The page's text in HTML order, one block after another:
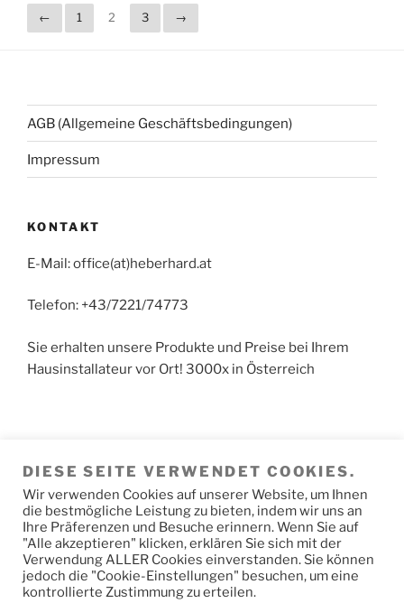
← 1 2 3 →
AGB (Allgemeine Geschäftsbedingungen)
Impressum
KONTAKT
E-Mail: office(at)heberhard.at
Telefon: +43/7221/74773
Sie erhalten unsere Produkte und Preise bei Ihrem
Hausinstallateur vor Ort! 3000x in Österreich
Versand der Fertigungs-Produkte erfolgt direkt von
den Produktionswerken. Paketwarenversand erfolgt
vom Speditions-Hochregal-Lager.
DIESE SEITE VERWENDET COOKIES.
Wir verwenden Cookies auf unserer Website, um Ihnen
die bestmögliche Leistung zu bieten, indem wir uns an
Ihre Präferenzen und Besuche erinnern. Wenn Sie auf
"Alle akzeptieren" klicken, erklären Sie sich mit der
Verwendung ALLER Cookies einverstanden. Sie können
jedoch die "Cookie-Einstellungen" besuchen, um eine
kontrollierte Zustimmung zu erteilen.